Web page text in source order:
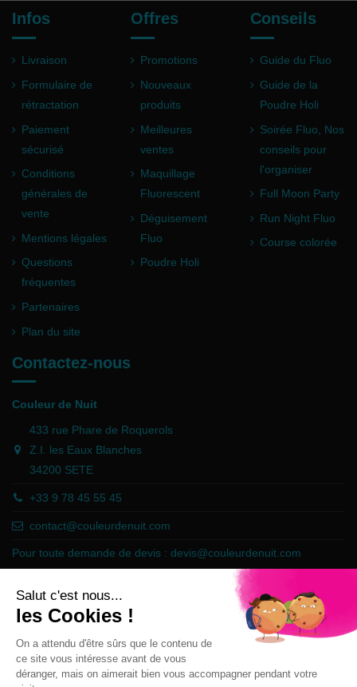
Infos
Livraison
Formulaire de
rétractation
Paiement
sécurisé
Conditions
générales de
vente
Mentions légales
Questions
fréquentes
Partenaires
Plan du site
Offres
Promotions
Nouveaux
produits
Meilleures
ventes
Maquillage
Fluorescent
Déguisement
Fluo
Poudre Holi
Conseils
Guide du Fluo
Guide de la
Poudre Holi
Soirée Fluo, Nos
conseils pour
l'organiser
Full Moon Party
Run Night Fluo
Course colorée
Contactez-nous
Couleur de Nuit
433 rue Phare de Roquerols
Z.I. les Eaux Blanches
34200 SETE
+33 9 78 45 55 45
contact@couleurdenuit.com
Pour toute demande de devis : devis@couleurdenuit.com
Marchand approuvé par la Société des Avis Garantis,cliquez ici pour
vérifier .
Follow us